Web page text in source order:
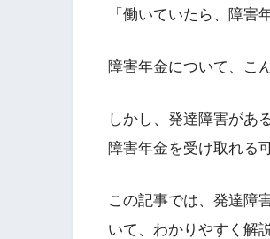
「働いていたら、障害
障害年金について、こ
しかし、発達障害があ
障害年金を受け取れる
この記事では、発達障
いて、わかりやすく解